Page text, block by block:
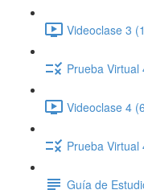
Videoclase 3
Prueba Virtual
Videoclase 4
Prueba Virtual
Guía de